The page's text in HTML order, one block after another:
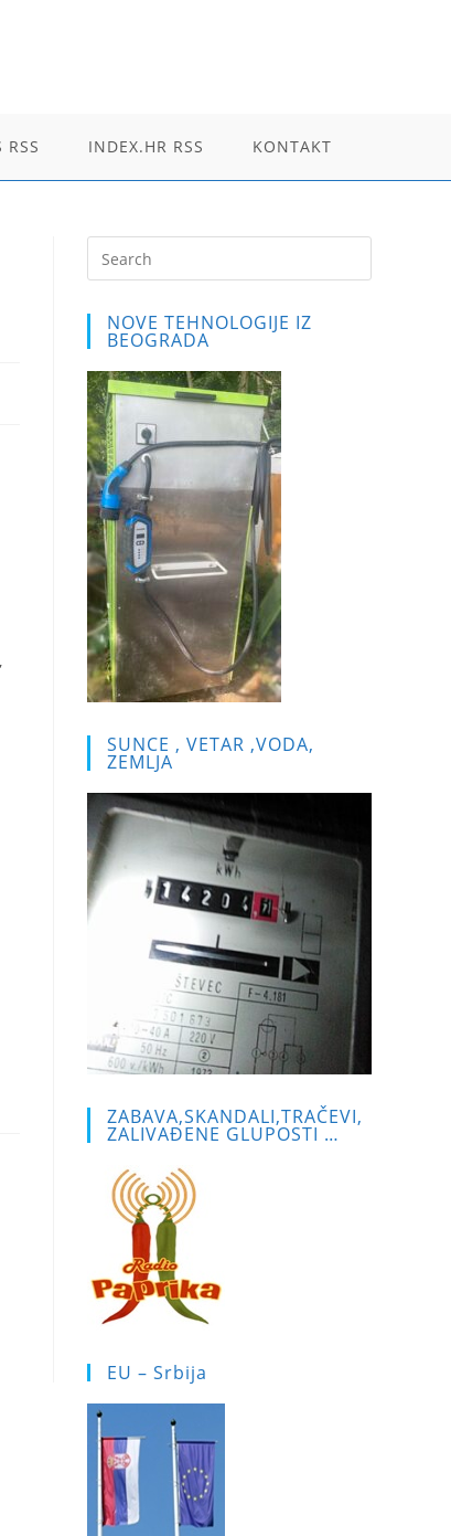
RSS INDEX.HR RSS KONTAKT
Escape
NOVE TEHNOLOGIJE IZ
BEOGRADA
SUNCE , VETAR ,VODA,
ZEMLJA
ZABAVA,SKANDALI,TRAČEVI,
ZALIVAĐENE GLUPOSTI …
EU – Srbija